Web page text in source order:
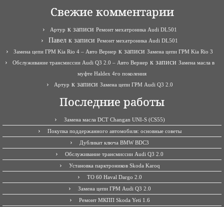
Свежие комментарии
Артур к записи Ремонт мехатроника Audi DL501
Павел к записи Ремонт мехатроника Audi DL501
Замена цепи ГРМ Kia Rio 4 – Авто Вернер к записи Замена цепи ГРМ Kia Rio 3
Обслуживание трансмиссии Audi Q3 2.0 – Авто Вернер к записи Замена масла в
муфте Haldex 4го поколения
Артур к записи Замена цепи ГРМ Audi Q3 2.0
Последние работы
Замена масла DCT Changan UNI-S (CS55)
Покупка поддержанного автомобиля: основные советы
Дубликат ключа BMW BDC3
Обслуживание трансмиссии Audi Q3 2.0
Установка парктроников Skoda Karoq
ТО 60 Haval Dargo 2.0
Замена цепи ГРМ Audi Q3 2.0
Ремонт МКПП Skoda Yeti 1.6